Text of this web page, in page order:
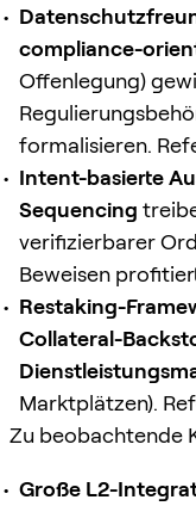
compliance-
Offenlegung)
formalisieren.
Intent-basierte
Sequencing
verifizierbarer
Beweisen
Restaking-
Collateral-
Marktplätzen).
Zu beobachtende
Große L2-